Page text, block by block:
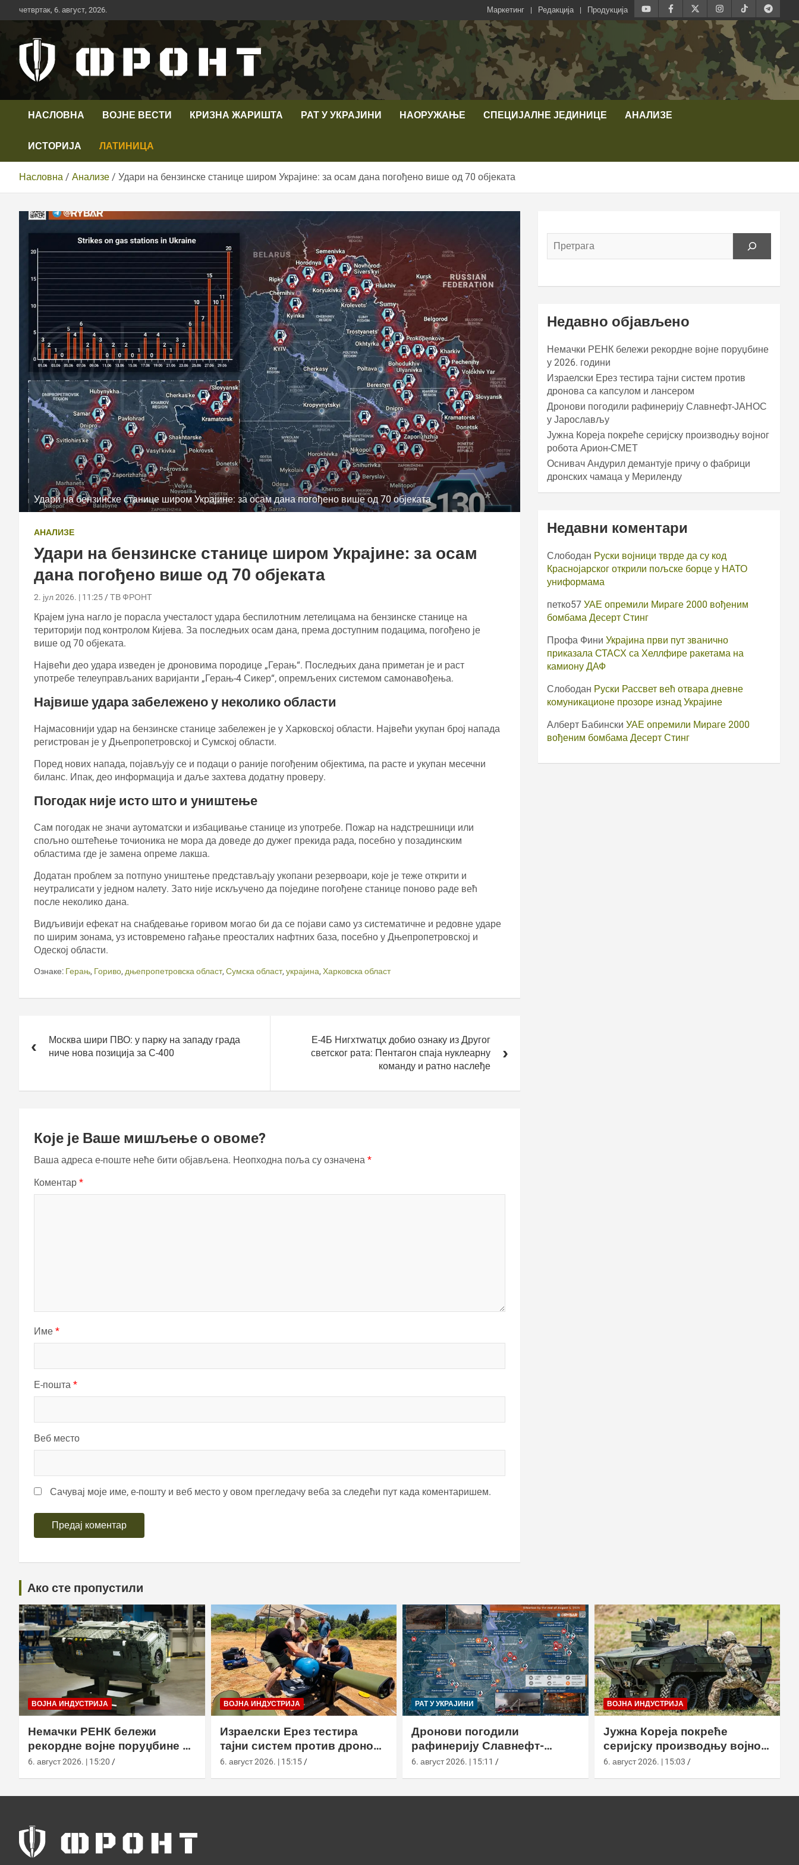
Скип
то
четвртак, 6. август, 2026. Маркетинг Редакција Продукција
Телевизија ФРОНТ
НАСЛОВНА ВОЈНЕ ВЕСТИ КРИЗНА ЖАРИШТА РАТ У УКРАЈИНИ НАОРУЖАЊЕ СПЕЦИЈАЛНЕ ЈЕДИНИЦЕ АНАЛИЗЕ
ИСТОРИЈА ЛАТИНИЦА
Насловна Анализе Удари на бензинске станице широм Украјине: за осам дана погођено више од 70 објеката
Удари на бензинске станице широм Украјине: за осам дана погођено више од 70 објеката
АНАЛИЗЕ
Удари на бензинске станице широм Украјине: за осам
дана погођено више од 70 објеката
2. јул 2026. | 11:25 ТВ ФРОНТ
Крајем јуна нагло је порасла учесталост удара беспилотним летелицама на бензинске станице на
територији под контролом Кијева. За последњих осам дана, према доступним подацима, погођено је
више од 70 објеката.
Највећи део удара изведен је дроновима породице „Герањ“. Последњих дана приметан је и раст
употребе телеуправљаних варијанти „Герањ-4 Сикер“, опремљених системом самонавођења.
Највише удара забележено у неколико области
Најмасовнији удар на бензинске станице забележен је у Харковској области. Највећи укупан број напада
регистрован је у Дњепропетровској и Сумској области.
Поред нових напада, појављују се и подаци о раније погођеним објектима, па расте и укупан месечни
биланс. Ипак, део информација и даље захтева додатну проверу.
Погодак није исто што и уништење
Сам погодак не значи аутоматски и избацивање станице из употребе. Пожар на надстрешници или
спољно оштећење точионика не мора да доведе до дужег прекида рада, посебно у позадинским
областима где је замена опреме лакша.
Додатан проблем за потпуно уништење представљају укопани резервоари, које је теже открити и
неутралисати у једном налету. Зато није искључено да поједине погођене станице поново раде већ
после неколико дана.
Видљивији ефекат на снабдевање горивом могао би да се појави само уз систематичне и редовне ударе
по ширим зонама, уз истовремено гађање преосталих нафтних база, посебно у Дњепропетровској и
Одеској области.
Ознаке: Герањ, Гориво, дњепропетровска област, Сумска област, украјина, Харковска област
чланкаМосква шири ПВО: у парку на западу града
ниче нова позиција за С-400
Е-4Б Нигхтwатцх добио ознаку из Другог
светског рата: Пентагон спаја нуклеарну
команду и ратно наслеђе
Које је Ваше мишљење о овоме?
Ваша адреса е-поште неће бити објављена. Неопходна поља су означена *
Коментар *
Име *
Е-пошта *
Веб место
Сачувај моје име, е-пошту и веб место у овом прегледачу веба за следећи пут када коментаришем.
Недавно објављено
Немачки РЕНК бележи рекордне војне поруџбине
у 2026. години
Израелски Ерез тестира тајни систем против
дронова са капсулом и лансером
Дронови погодили рафинерију Славнефт-ЈАНОС
у Јарослављу
Јужна Кореја покреће серијску производњу војног
робота Арион-СМЕТ
Оснивач Андурил демантује причу о фабрици
дронских чамаца у Мериленду
Недавни коментари
Слободан Руски војници тврде да су код
Краснојарског открили пољске борце у НАТО
униформама
петко57 УАЕ опремили Мираге 2000 вођеним
бомбама Десерт Стинг
Профа Фини Украјина први пут званично
приказала СТАСХ са Хеллфире ракетама на
камиону ДАФ
Слободан Руски Рассвет већ отвара дневне
комуникационе прозоре изнад Украјине
Алберт Бабински УАЕ опремили Мираге 2000
вођеним бомбама Десерт Стинг
Ако сте пропустили
ВОЈНА ИНДУСТРИЈА
Немачки РЕНК бележи
рекордне војне поруџбине у
2026. години
6. август 2026. | 15:20
ВОЈНА ИНДУСТРИЈА
Израелски Ерез тестира
тајни систем против дронова
са капсулом и лансером
6. август 2026. | 15:15
РАТ У УКРАЈИНИ
Дронови погодили
рафинерију Славнефт-
ЈАНОС у Јарослављу
6. август 2026. | 15:11
ВОЈНА ИНДУСТРИЈА
Јужна Кореја покреће
серијску производњу војног
робота Арион-СМЕТ
6. август 2026. | 15:03